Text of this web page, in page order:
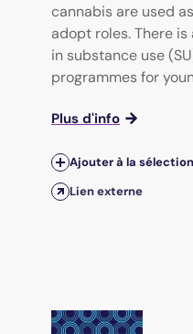
cannabis are used
adopt roles. There
in substance use
programmes for
Plus d'info
Ajouter à la sélection
Lien externe